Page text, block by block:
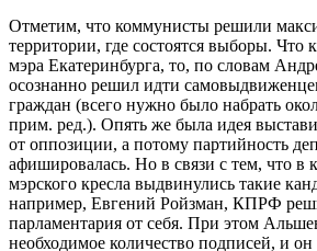
Отметим, что коммунисты решили
территории, где состоятся выборы. Что
мэра Екатеринбурга, то, по словам
осознанно решил идти
граждан (всего нужно было набрать
прим. ред.). Опять же была идея
от оппозиции, а потому партийность
афишировалась. Но в связи с тем, что в
мэрского кресла выдвинулись такие
например, Евгений Ройзман, КПРФ
парламентария от себя. При этом
необходимое количество подписей, и